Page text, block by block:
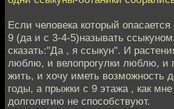
Если человека который опасается
9 (да и с 3-4-5)называть
сказать:"Да , я ссыкун". И
люблю, и велопрогулки люблю, и
жить, и хочу иметь возможность
годы, а прыжки с 9 этажа , как мне
долголетию не способствуют.